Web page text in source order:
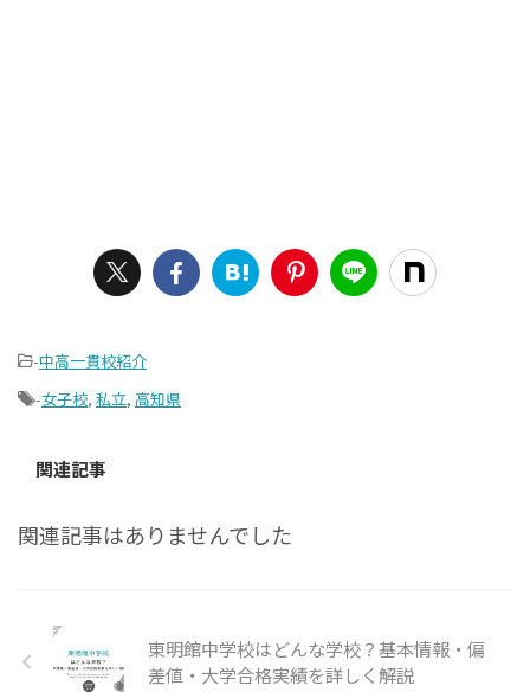
-中高一貫校紹介
-女子校, 私立, 高知県
関連記事
関連記事はありませんでした
東明館中学校はどんな学校？基本情報・偏
差値・大学合格実績を詳しく解説